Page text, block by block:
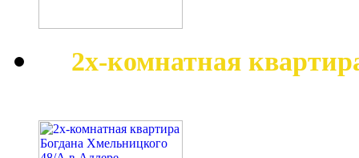
2х-комнатная